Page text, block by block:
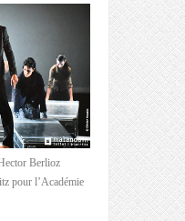
Berlioz
pour l’Académie